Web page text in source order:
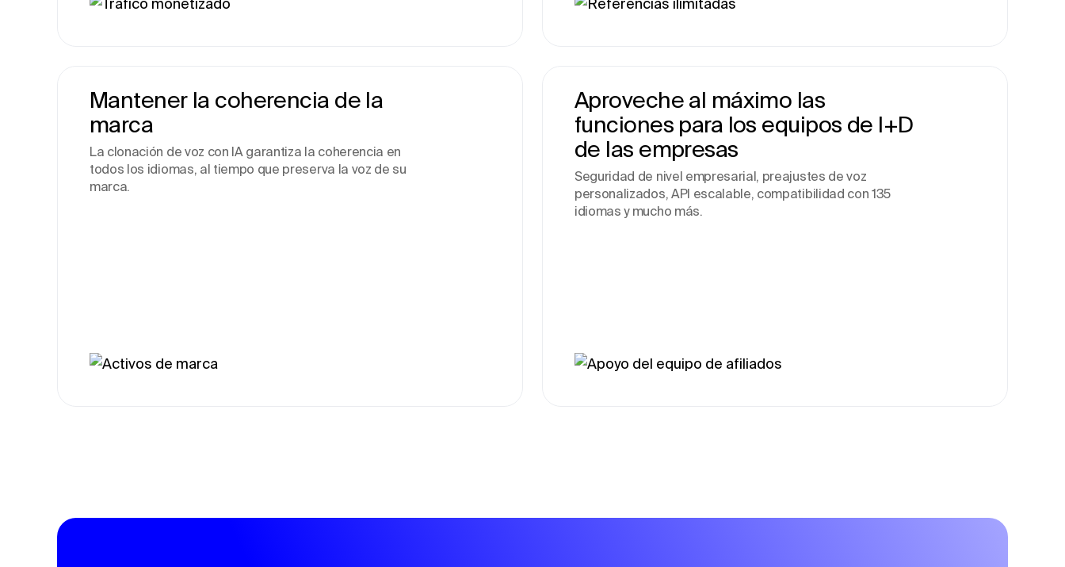
Mantener la coherencia de la
marca
La clonación de voz con IA garantiza la coherencia en
todos los idiomas, al tiempo que preserva la voz de su
marca.
Aproveche al máximo las
funciones para los equipos de I+D
de las empresas
Seguridad de nivel empresarial, preajustes de voz
personalizados, API escalable, compatibilidad con 135
idiomas y mucho más.